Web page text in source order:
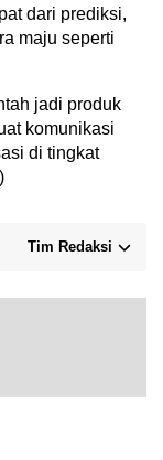
dari prediksi,
maju seperti
jadi produk
komunikasi
di tingkat
Tim Redaksi